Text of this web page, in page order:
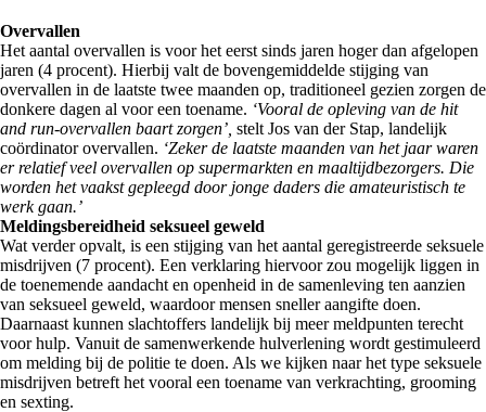
Overvallen
Het aantal overvallen is voor het eerst sinds jaren hoger dan afgelopen
jaren (4 procent). Hierbij valt de bovengemiddelde stijging van
overvallen in de laatste twee maanden op, traditioneel gezien zorgen de
donkere dagen al voor een toename. ‘Vooral de opleving van de hit
and run-overvallen baart zorgen’, stelt Jos van der Stap, landelijk
coördinator overvallen. ‘Zeker de laatste maanden van het jaar waren
er relatief veel overvallen op supermarkten en maaltijdbezorgers. Die
worden het vaakst gepleegd door jonge daders die amateuristisch te
werk gaan.’
Meldingsbereidheid seksueel geweld
Wat verder opvalt, is een stijging van het aantal geregistreerde seksuele
misdrijven (7 procent). Een verklaring hiervoor zou mogelijk liggen in
de toenemende aandacht en openheid in de samenleving ten aanzien
van seksueel geweld, waardoor mensen sneller aangifte doen.
Daarnaast kunnen slachtoffers landelijk bij meer meldpunten terecht
voor hulp. Vanuit de samenwerkende hulverlening wordt gestimuleerd
om melding bij de politie te doen. Als we kijken naar het type seksuele
misdrijven betreft het vooral een toename van verkrachting, grooming
en sexting.